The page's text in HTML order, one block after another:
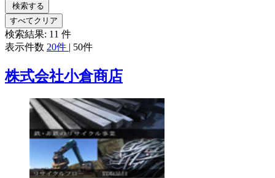
検索する
すべてクリア
検索結果: 11 件
表示件数 20件 | 50件
株式会社小倉商店